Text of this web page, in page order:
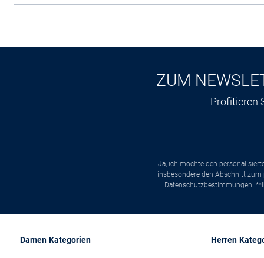
ZUM
Profitieren
Ja, ich möchte den
insbesondere den Abschnitt
Datenschutzbestimmungen .
Damen Kategorien Herren